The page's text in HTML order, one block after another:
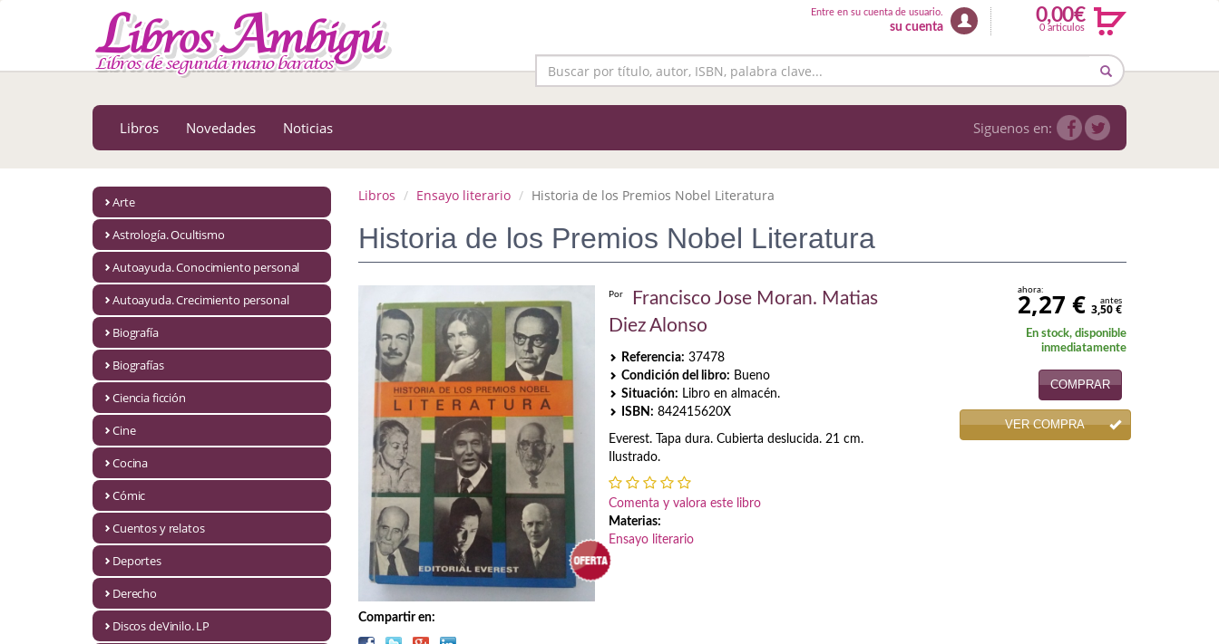
MENÚ PRINCIPAL
Astrología. Ocultismo
Autoayuda. Conocimiento personal
Autoayuda. Crecimiento personal
Ciencia ficción
Cuentos y relatos
Entre en su cuenta de usuario.
su cuenta
0,00€
0 articulos
Libros Novedades Noticias Siguenos en:
Arte
Astrología. Ocultismo
Autoayuda. Conocimiento personal
Autoayuda. Crecimiento personal
Biografía
Biografías
Ciencia ficción
Cine
Cocina
Cómic
Cuentos y relatos
Deportes
Derecho
Discos deVinilo. LP
Libros Ensayo literario Historia de los Premios Nobel Literatura
Historia de los Premios Nobel Literatura
Compartir en:
Por
Francisco Jose Moran. Matias
Diez Alonso
Referencia: 37478
Condición del libro: Bueno
Situación: Libro en almacén.
ISBN: 842415620X
Everest. Tapa dura. Cubierta deslucida. 21 cm.
Ilustrado.
Comenta y valora este libro
Materias:
Ensayo literario
ahora:
2,27 € antes
3,50 €
En stock, disponible
inmediatamente
COMPRAR
VER COMPRA